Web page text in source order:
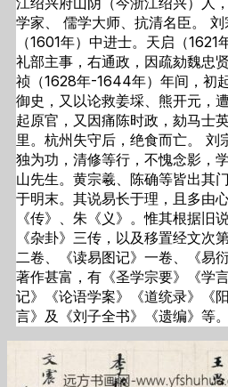
学家、 儒学大师、抗清名臣。
（1601年）中进士。天启（
礼部主事，右通政，因疏劾魏忠
祯（1628年-1644年）年间，初
御史，又以论救姜埰、熊开元，
起原官，又因痛陈时政，劾马士
里。杭州失守后，绝食而亡。 刘
独为功，清修等行，不愧念影，
山先生。黄宗羲、陈确等皆出其
于明末。其说易长于理，且多由
《传》、朱《义》。惟其根据旧
《杂卦》三传，以及移置经文次
二卷、《读易图记》一卷、《易
著作甚富，有《圣学宗要》《学
记》《论语学案》《道统录》《
言》及《刘子全书》《遗编》等。